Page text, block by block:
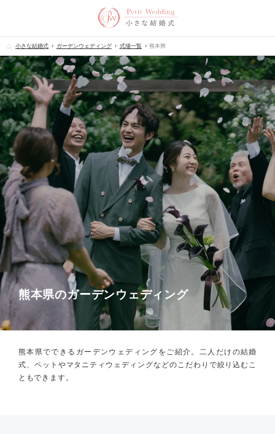
小さな結婚式 ガーデンウェディング 式場一覧 熊本県
熊本県のガーデンウェディング
熊本県でできるガーデンウェディングをご紹介。 二人だけの結婚
式、ペットやマタニティウェディングなどのこだわりで絞り込むこ
ともできます。